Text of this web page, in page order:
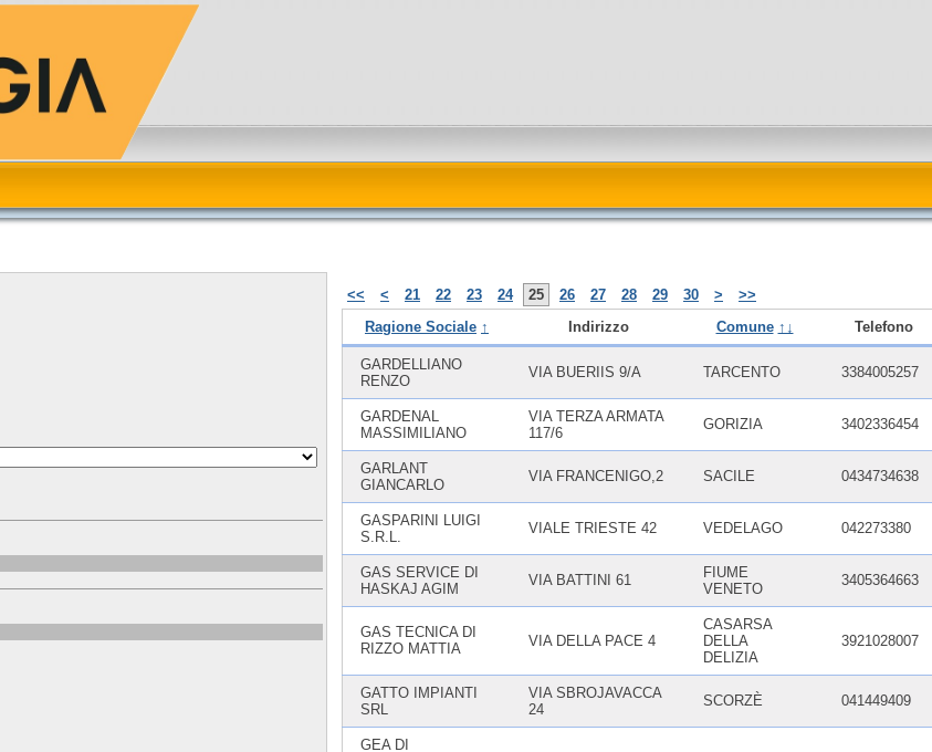
<< < 21 22 23 24 25 26 27 28 29 30 >
>>
Ragione Sociale ↑ Indirizzo Comune ↑↓ Telefono
GARDELLIANO
RENZO
VIA BUERIIS 9/A TARCENTO 3384005257
GARDENAL
MASSIMILIANO
VIA TERZA ARMATA
117/6
GORIZIA 3402336454
GARLANT
GIANCARLO
VIA FRANCENIGO,2 SACILE 0434734638
GASPARINI LUIGI
S.R.L.
VIALE TRIESTE 42 VEDELAGO 042273380
GAS SERVICE DI
HASKAJ AGIM
VIA BATTINI 61
FIUME
VENETO
3405364663
GAS TECNICA DI
RIZZO MATTIA
VIA DELLA PACE 4
CASARSA
DELLA
DELIZIA
3921028007
GATTO IMPIANTI
SRL
VIA SBROJAVACCA
24
SCORZÈ 041449409
GEA DI